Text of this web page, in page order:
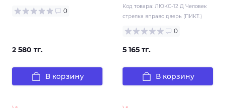
0
2 580 тг.
В корзину
Код товара: ЛЮКС-12 Д Человек
стрелка вправо дверь (ПИКТ.)
0
5 165 тг.
В корзину